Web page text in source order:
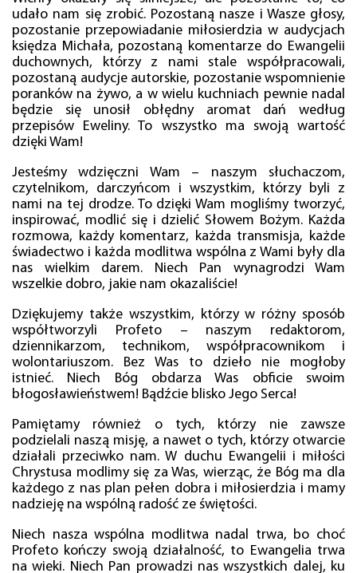
udało nam się zrobić. Pozostaną nasze i Wasze głosy,
pozostanie przepowiadanie miłosierdzia w audycjach
księdza Michała, pozostaną komentarze do Ewangelii
duchownych, którzy z nami stale współpracowali,
pozostaną audycje autorskie, pozostanie wspomnienie
poranków na żywo, a w wielu kuchniach pewnie nadal
będzie się unosił obłędny aromat dań według
przepisów Eweliny. To wszystko ma swoją wartość
dzięki Wam!
Jesteśmy wdzięczni Wam – naszym słuchaczom,
czytelnikom, darczyńcom i wszystkim, którzy byli z
nami na tej drodze. To dzięki Wam mogliśmy tworzyć,
inspirować, modlić się i dzielić Słowem Bożym. Każda
rozmowa, każdy komentarz, każda transmisja, każde
świadectwo i każda modlitwa wspólna z Wami były dla
nas wielkim darem. Niech Pan wynagrodzi Wam
wszelkie dobro, jakie nam okazaliście!
Dziękujemy także wszystkim, którzy w różny sposób
współtworzyli Profeto – naszym redaktorom,
dziennikarzom, technikom, współpracownikom i
wolontariuszom. Bez Was to dzieło nie mogłoby
istnieć. Niech Bóg obdarza Was obficie swoim
błogosławieństwem! Bądźcie blisko Jego Serca!
Pamiętamy również o tych, którzy nie zawsze
podzielali naszą misję, a nawet o tych, którzy otwarcie
działali przeciwko nam. W duchu Ewangelii i miłości
Chrystusa modlimy się za Was, wierząc, że Bóg ma dla
każdego z nas plan pełen dobra i miłosierdzia i mamy
nadzieję na wspólną radość ze świętości.
Niech nasza wspólna modlitwa nadal trwa, bo choć
Profeto kończy swoją działalność, to Ewangelia trwa
na wieki. Niech Pan prowadzi nas wszystkich dalej, ku